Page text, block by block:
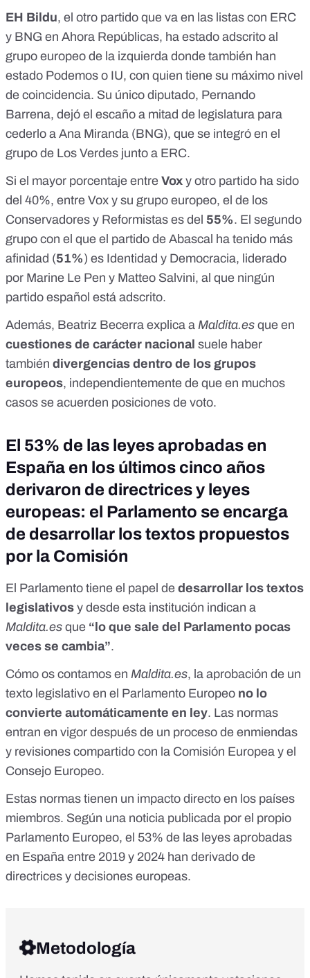
EH Bildu, el otro partido que va en las listas con ERC
y BNG en Ahora Repúblicas, ha estado adscrito al
grupo europeo de la izquierda donde también han
estado Podemos o IU, con quien tiene su máximo nivel
de coincidencia. Su único diputado, Pernando
Barrena, dejó el escaño a mitad de legislatura para
cederlo a Ana Miranda (BNG), que se integró en el
grupo de Los Verdes junto a ERC.
Si el mayor porcentaje entre Vox y otro partido ha sido
del 40%, entre Vox y su grupo europeo, el de los
Conservadores y Reformistas es del 55%. El segundo
grupo con el que el partido de Abascal ha tenido más
afinidad (51%) es Identidad y Democracia, liderado
por Marine Le Pen y Matteo Salvini, al que ningún
partido español está adscrito.
Además, Beatriz Becerra explica a Maldita.es que en
cuestiones de carácter nacional suele haber
también divergencias dentro de los grupos
europeos, independientemente de que en muchos
casos se acuerden posiciones de voto.
El 53% de las leyes aprobadas en
España en los últimos cinco años
derivaron de directrices y leyes
europeas: el Parlamento se encarga
de desarrollar los textos propuestos
por la Comisión
El Parlamento tiene el papel de desarrollar los textos
legislativos y desde esta institución indican a
Maldita.es que “lo que sale del Parlamento pocas
veces se cambia”.
Cómo os contamos en Maldita.es, la aprobación de un
texto legislativo en el Parlamento Europeo no lo
convierte automáticamente en ley. Las normas
entran en vigor después de un proceso de enmiendas
y revisiones compartido con la Comisión Europea y el
Consejo Europeo.
Estas normas tienen un impacto directo en los países
miembros. Según una noticia publicada por el propio
Parlamento Europeo, el 53% de las leyes aprobadas
en España entre 2019 y 2024 han derivado de
directrices y decisiones europeas.
Metodología